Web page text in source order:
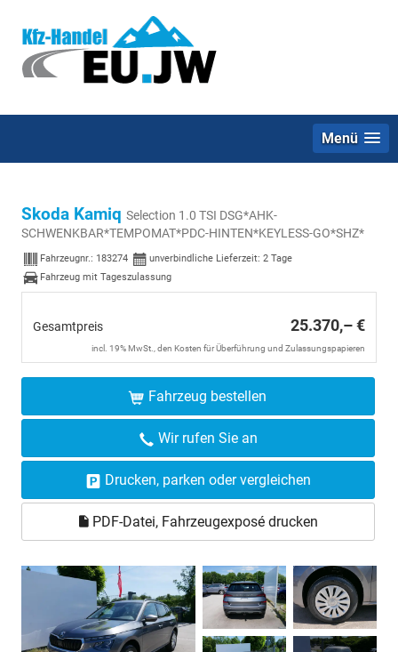
Menü
Skoda Kamiq Selection 1.0 TSI DSG*AHK-
SCHWENKBAR*TEMPOMAT*PDC-HINTEN*KEYLESS-GO*SHZ*
Fahrzeugnr.: 183274 unverbindliche Lieferzeit: 2 Tage
Fahrzeug mit Tageszulassung
Gesamtpreis 25.370,– €
incl. 19% MwSt., den Kosten für Überführung und Zulassungspapieren
Fahrzeug bestellen
Wir rufen Sie an
Drucken, parken oder vergleichen
PDF-Datei, Fahrzeugexposé drucken